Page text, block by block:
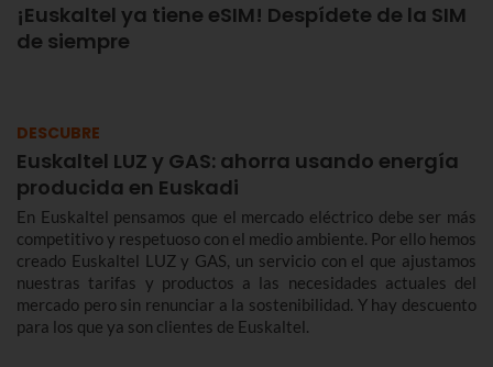
¡Euskaltel ya tiene eSIM! Despídete de la SIM
de siempre
DESCUBRE
Euskaltel LUZ y GAS: ahorra usando energía
producida en Euskadi
En Euskaltel pensamos que el mercado eléctrico debe ser más
competitivo y respetuoso con el medio ambiente. Por ello hemos
creado Euskaltel LUZ y GAS, un servicio con el que ajustamos
nuestras tarifas y productos a las necesidades actuales del
mercado pero sin renunciar a la sostenibilidad. Y hay descuento
para los que ya son clientes de Euskaltel.